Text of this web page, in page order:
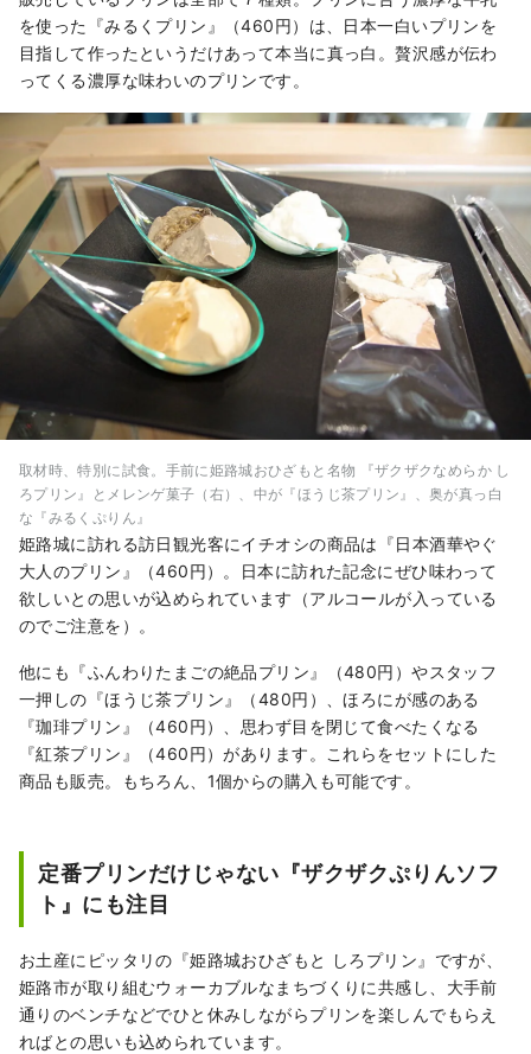
を使った『みるくプリン』（460円）は、日本一白いプリンを
目指して作ったというだけあって本当に真っ白。贅沢感が伝わ
ってくる濃厚な味わいのプリンです。
取材時、特別に試食。手前に姫路城おひざもと名物 『ザクザクなめらか し
ろプリン』とメレンゲ菓子（右）、中が『ほうじ茶プリン』、奥が真っ白
な『みるくぷりん』
姫路城に訪れる訪日観光客にイチオシの商品は『日本酒華やぐ
大人のプリン』（460円）。日本に訪れた記念にぜひ味わって
欲しいとの思いが込められています（アルコールが入っている
のでご注意を）。
他にも『ふんわりたまごの絶品プリン』（480円）やスタッフ
一押しの『ほうじ茶プリン』（480円）、ほろにが感のある
『珈琲プリン』（460円）、思わず目を閉じて食べたくなる
『紅茶プリン』（460円）があります。これらをセットにした
商品も販売。もちろん、1個からの購入も可能です。
定番プリンだけじゃない『ザクザクぷりんソフ
ト』にも注目
お土産にピッタリの『姫路城おひざもと しろプリン』ですが、
姫路市が取り組むウォーカブルなまちづくりに共感し、大手前
通りのベンチなどでひと休みしながらプリンを楽しんでもらえ
ればとの思いも込められています。